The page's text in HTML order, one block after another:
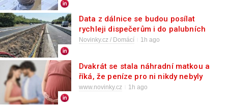
Data z dálnice se budou posílat
rychleji dispečerům i do palubních
počítačů aut
Novinky.cz / Domácí 1h ago
Dvakrát se stala náhradní matkou a
říká, že peníze pro ni nikdy nebyly
hlavní motivací
www.novinky.cz 1h ago